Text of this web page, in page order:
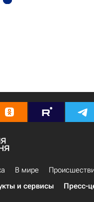
В мире
и сервисы Пресс-